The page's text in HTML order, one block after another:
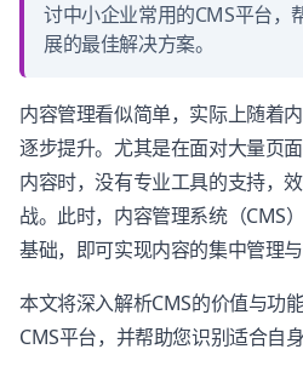
讨中小企业常用的CMS平台，
展的最佳解决方案。
内容管理看似简单，实际上随着
逐步提升。尤其是在面对大量页
内容时，没有专业工具的支持，
战。此时，内容管理系统（CMS
基础，即可实现内容的集中管理与
本文将深入解析CMS的价值与功
CMS平台，并帮助您识别适合自